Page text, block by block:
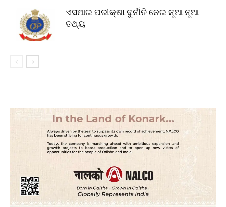
ଏସଆଇ ପରୀକ୍ଷା ଦୁର୍ନୀତି ନେଇ ନୂଆ ନୂଆ
ତଥ୍ୟ